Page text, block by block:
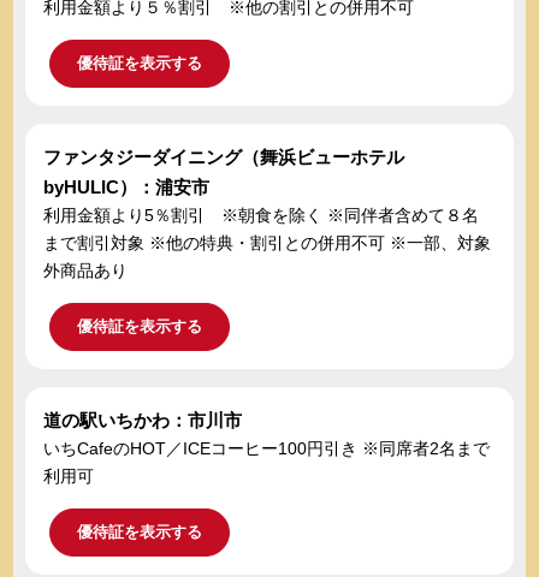
利用金額より５％割引 ※他の割引との併用不可
優待証を表示する
ファンタジーダイニング（舞浜ビューホテル
byHULIC）：浦安市
利用金額より5％割引 ※朝食を除く ※同伴者含めて８名
まで割引対象 ※他の特典・割引との併用不可 ※一部、対象
外商品あり
優待証を表示する
道の駅いちかわ：市川市
いちCafeのHOT／ICEコーヒー100円引き ※同席者2名まで
利用可
優待証を表示する